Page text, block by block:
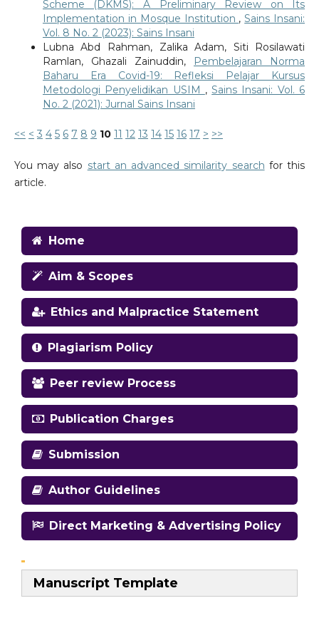
Scheme (DKMS): A Preliminary Review on Its
Implementation in Mosque Institution ,Sains Insani:
Vol. 8 No. 2 (2023): Sains Insani
Lubna Abd Rahman, Zalika Adam, Siti Rosilawati
Ramlan, Ghazali Zainuddin,
Pembelajaran Norma
Baharu Era Covid-19: Refleksi Pelajar Kursus
Metodologi Penyelidikan USIM ,Sains Insani: Vol. 6
No. 2 (2021): Jurnal Sains Insani
<< < 3 4 5 6 7 8 9 10 11 12 13 14 15 16 17 > >>
You may also start an advanced similarity search for this
article.
Home
Aim & Scopes
Ethics and Malpractice Statement
Plagiarism Policy
Peer review Process
Publication Charges
Submission
Author Guidelines
Direct Marketing & Advertising Policy
Manuscript Template